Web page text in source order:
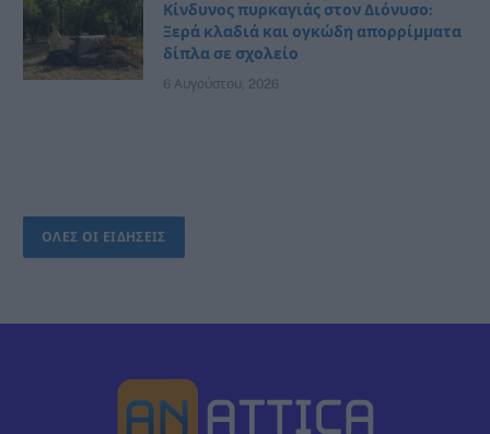
Κίνδυνος πυρκαγιάς στον Διόνυσο:
Ξερά κλαδιά και ογκώδη απορρίμματα
δίπλα σε σχολείο
6 Αυγούστου, 2026
ΟΛΕΣ ΟΙ ΕΙΔΗΣΕΙΣ